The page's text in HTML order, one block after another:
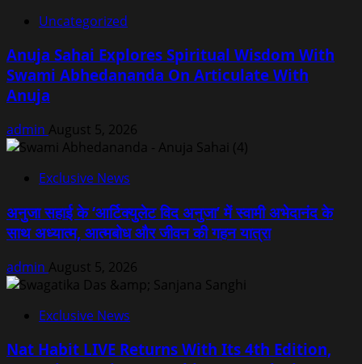
Uncategorized
Anuja Sahai Explores Spiritual Wisdom With
Swami Abhedananda On Articulate With
Anuja
admin August 5, 2026
Exclusive News
अनुजा सहाई के ‘आर्टिक्युलेट विद अनुजा’ में स्वामी अभेदानंद के
साथ अध्यात्म, आत्मबोध और जीवन की गहन यात्रा
admin August 5, 2026
Exclusive News
Nat Habit LIVE Returns With Its 4th Edition,